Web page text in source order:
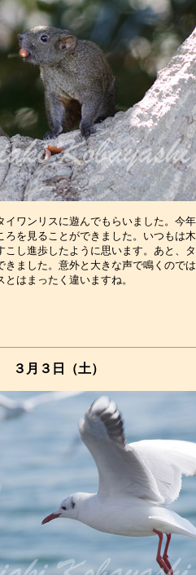
イワンリスに遊んでもらいました。今
ろを見ることができました。いつもは
こし進歩したように思います。あと、
きました。意外と大きな声で鳴くので
３月３日（土）